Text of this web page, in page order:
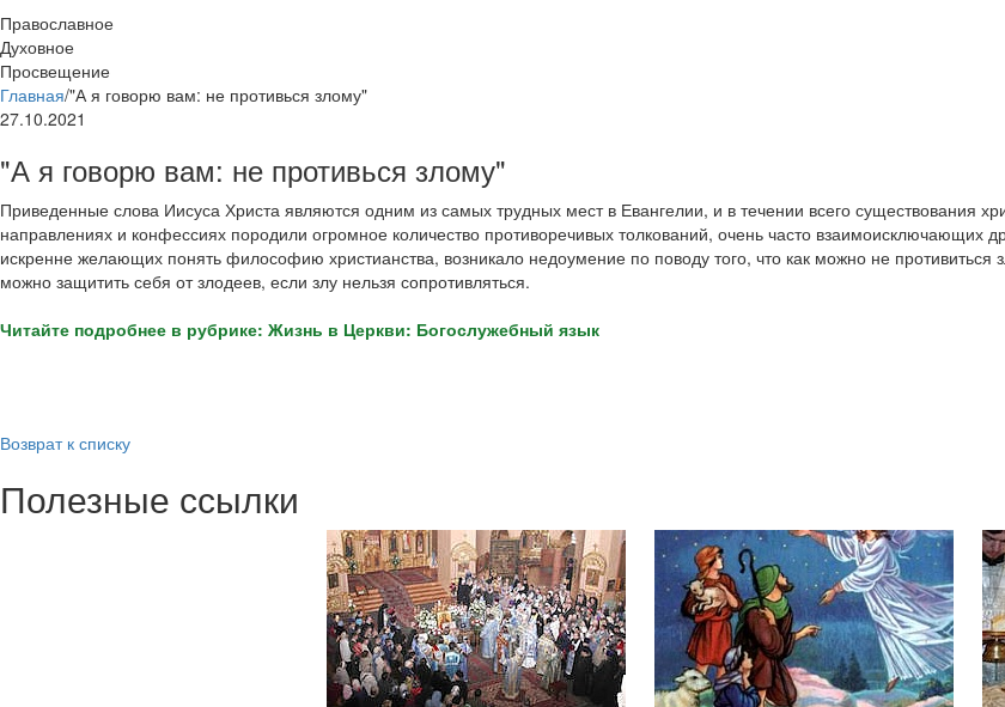
Православное
Духовное
Просвещение
Главная/"А я говорю вам: не противься злому"
27.10.2021
"А я говорю вам: не противься злому"
Приведенные слова Иисуса Христа являются одним из самых трудных мест в Евангелии, и в течении всего существования
направлениях и конфессиях породили огромное количество противоречивых толкований, очень часто взаимоисключающих
искренне желающих понять философию христианства, возникало недоумение по поводу того, что как можно не противиться
можно защитить себя от злодеев, если злу нельзя сопротивляться.
Читайте подробнее в рубрике: Жизнь в Церкви: Богослужебный язык
Возврат к списку
Полезные ссылки